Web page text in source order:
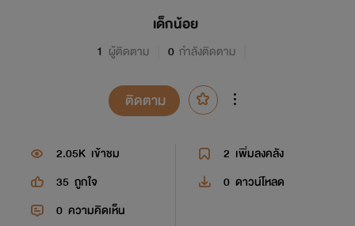
เด็กน้อย
1 ผู้ติดตาม 0 กำลังติดตาม
ติดตาม
2.05K เข้าชม 2 เพิ่มลงคลัง
35 ถูกใจ 0 ดาวน์โหลด
0 ความคิดเห็น